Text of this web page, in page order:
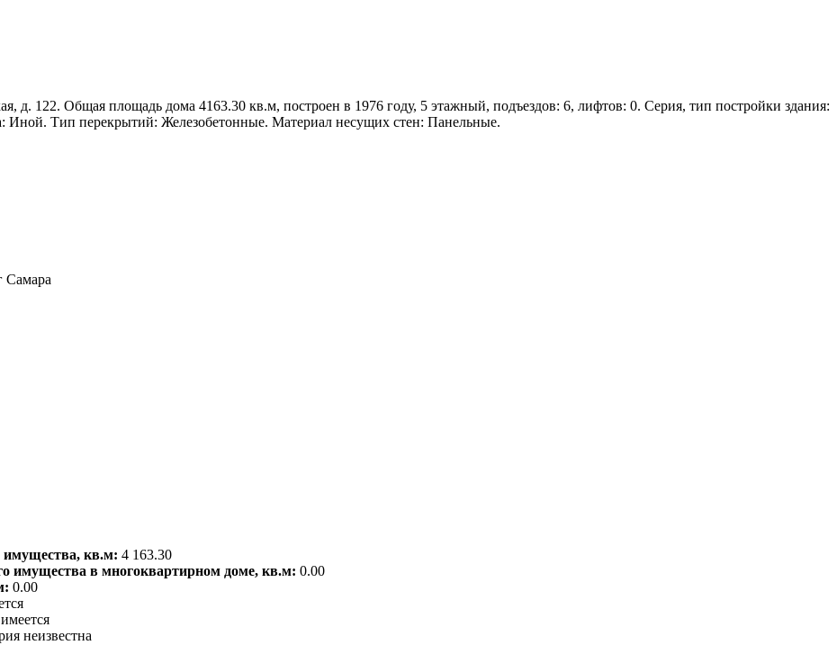
д. 122. Общая площадь дома 4163.30 кв.м, построен в 1976 году, 5 этажный, подъездов: 6, лифтов: 0. Серия, тип постройки здания:
Иной. Тип перекрытий: Железобетонные. Материал несущих стен: Панельные.
Самара
кв.м: 4 163.30
имущества в многоквартирном доме, кв.м: 0.00
0.00
неизвестна